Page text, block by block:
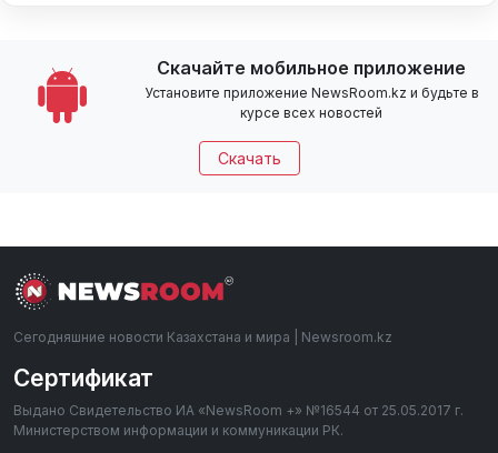
Скачайте мобильное приложение
Установите приложение NewsRoom.kz и будьте в
курсе всех новостей
Скачать
Сегодняшние новости Казахстана и мира | Newsroom.kz
Сертификат
Выдано Свидетельство ИА «NewsRoom +» №16544 от 25.05.2017 г.
Министерством информации и коммуникации РК.